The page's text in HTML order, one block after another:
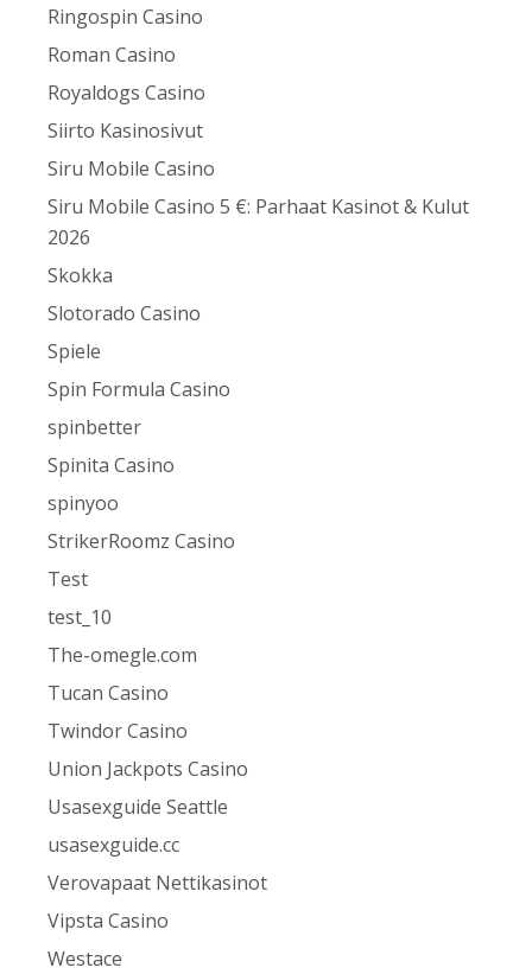
Ringospin Casino
Roman Casino
Royaldogs Casino
Siirto Kasinosivut
Siru Mobile Casino
Siru Mobile Casino 5 €: Parhaat Kasinot & Kulut
2026
Skokka
Slotorado Casino
Spiele
Spin Formula Casino
spinbetter
Spinita Casino
spinyoo
StrikerRoomz Casino
Test
test_10
The-omegle.com
Tucan Casino
Twindor Casino
Union Jackpots Casino
Usasexguide Seattle
usasexguide.cc
Verovapaat Nettikasinot
Vipsta Casino
Westace